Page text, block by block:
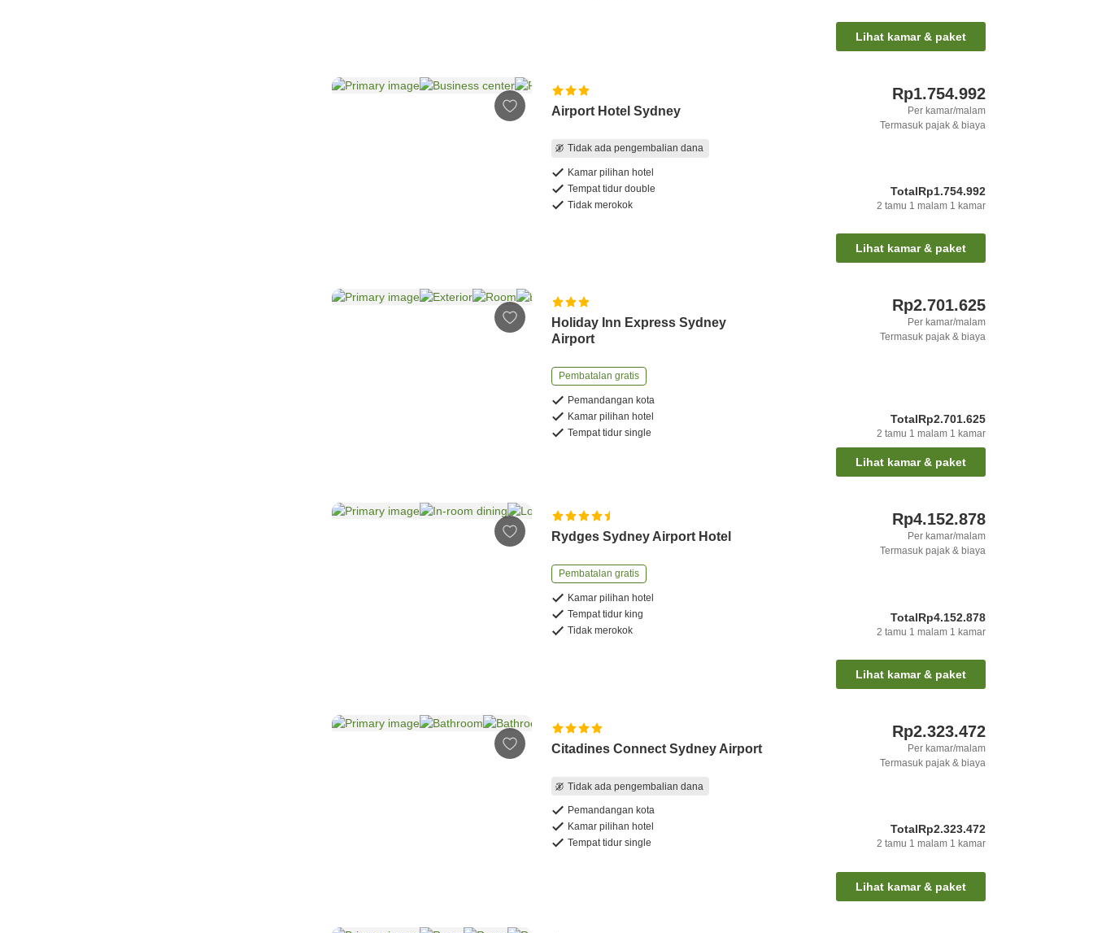
Lihat kamar & paket
Airport Hotel Sydney
Tidak ada pengembalian dana
Kamar pilihan hotel
Tempat tidur double
Tidak merokok
Rp1.754.992
Per kamar/malam
Termasuk pajak & biaya
TotalRp1.754.992
2 tamu 1 malam 1 kamar
Lihat kamar & paket
Holiday Inn Express Sydney
Airport
Pembatalan gratis
Pemandangan kota
Kamar pilihan hotel
Tempat tidur single
Rp2.701.625
Per kamar/malam
Termasuk pajak & biaya
TotalRp2.701.625
2 tamu 1 malam 1 kamar
Lihat kamar & paket
Rydges Sydney Airport Hotel
Pembatalan gratis
Kamar pilihan hotel
Tempat tidur king
Tidak merokok
Rp4.152.878
Per kamar/malam
Termasuk pajak & biaya
TotalRp4.152.878
2 tamu 1 malam 1 kamar
Lihat kamar & paket
Citadines Connect Sydney Airport
Tidak ada pengembalian dana
Pemandangan kota
Kamar pilihan hotel
Tempat tidur single
Rp2.323.472
Per kamar/malam
Termasuk pajak & biaya
TotalRp2.323.472
2 tamu 1 malam 1 kamar
Lihat kamar & paket